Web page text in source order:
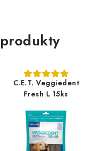
C.E.T. Veggiedent
Fresh L 15ks